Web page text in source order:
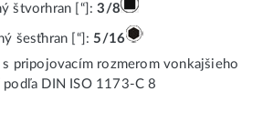
štvorhran [“]:3/8
šesťhran [“]:5/16
pripojovacím rozmerom vonkajšieho
DIN ISO 1173-C 8